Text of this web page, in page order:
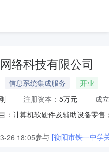
络科技有限公司
信息系统集成服务
开业
注册资本： 5万元
成
26 18:05参与 [衡阳市铁一中学